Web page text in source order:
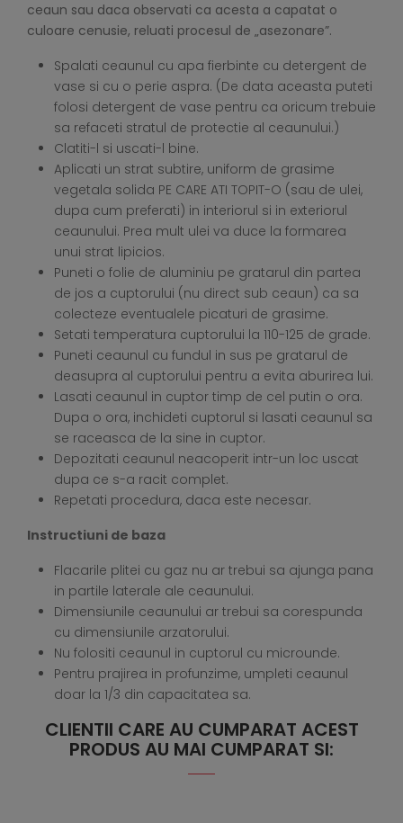
ceaun sau daca observati ca acesta a capatat o
culoare cenusie, reluati procesul de „asezonare”.
Spalati ceaunul cu apa fierbinte cu detergent de
vase si cu o perie aspra. (De data aceasta puteti
folosi detergent de vase pentru ca oricum trebuie
sa refaceti stratul de protectie al ceaunului.)
Clatiti-l si uscati-l bine.
Aplicati un strat subtire, uniform de grasime
vegetala solida PE CARE ATI TOPIT-O (sau de ulei,
dupa cum preferati) in interiorul si in exteriorul
ceaunului. Prea mult ulei va duce la formarea
unui strat lipicios.
Puneti o folie de aluminiu pe gratarul din partea
de jos a cuptorului (nu direct sub ceaun) ca sa
colecteze eventualele picaturi de grasime.
Setati temperatura cuptorului la 110-125 de grade.
Puneti ceaunul cu fundul in sus pe gratarul de
deasupra al cuptorului pentru a evita aburirea lui.
Lasati ceaunul in cuptor timp de cel putin o ora.
Dupa o ora, inchideti cuptorul si lasati ceaunul sa
se raceasca de la sine in cuptor.
Depozitati ceaunul neacoperit intr-un loc uscat
dupa ce s-a racit complet.
Repetati procedura, daca este necesar.
Instructiuni de baza
Flacarile plitei cu gaz nu ar trebui sa ajunga pana
in partile laterale ale ceaunului.
Dimensiunile ceaunului ar trebui sa corespunda
cu dimensiunile arzatorului.
Nu folositi ceaunul in cuptorul cu microunde.
Pentru prajirea in profunzime, umpleti ceaunul
doar la 1/3 din capacitatea sa.
CLIENTII CARE AU CUMPARAT ACEST
PRODUS AU MAI CUMPARAT SI: